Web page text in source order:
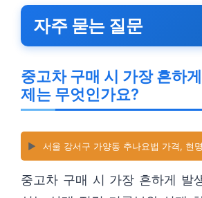
자주 묻는 질문
중고차 구매 시 가장 흔하
제는 무엇인가요?
▶️ 서울 강서구 가양동 추나요법 가격, 현
중고차 구매 시 가장 흔하게 발